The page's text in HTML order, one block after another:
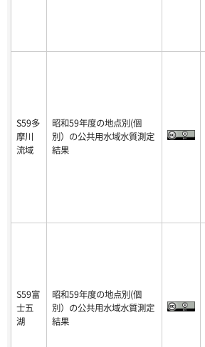
S59多
摩川
流域
昭和59年度の地点別(個
別）の公共用水域水質測定
結果
S59富
士五
湖
昭和59年度の地点別(個
別）の公共用水域水質測定
結果